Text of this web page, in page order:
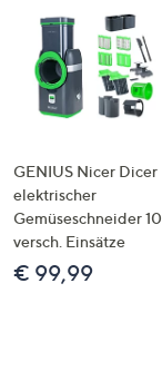
GENIUS Nicer Dicer
elektrischer
Gemüseschneider 10
versch. Einsätze
€ 99,99